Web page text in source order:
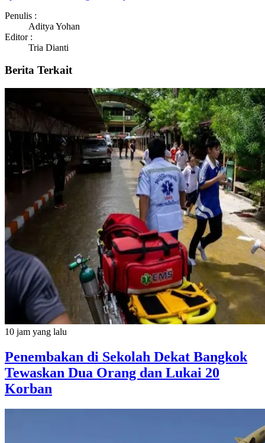
Penulis :
Aditya Yohan
Editor :
Tria Dianti
Berita Terkait
10 jam yang lalu
Penembakan di Sekolah Dekat Bangkok
Tewaskan Dua Orang dan Lukai 20
Korban